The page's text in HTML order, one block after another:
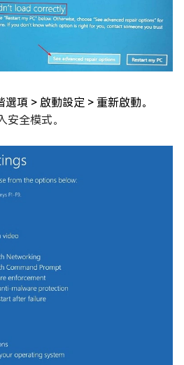
項 > 啟動設定 > 重新啟動。
安全模式。